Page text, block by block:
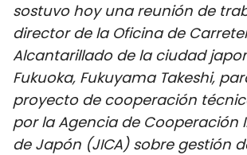
CULTURA -
INTERNACIONAL
DEPORTES
VIAJES
sostuvo hoy una reunión de
director de la Oficina de
Alcantarillado de la ciudad
Fukuoka, Fukuyama Takeshi,
proyecto de cooperación
por la Agencia de Cooperación
de Japón (JICA) sobre gestión